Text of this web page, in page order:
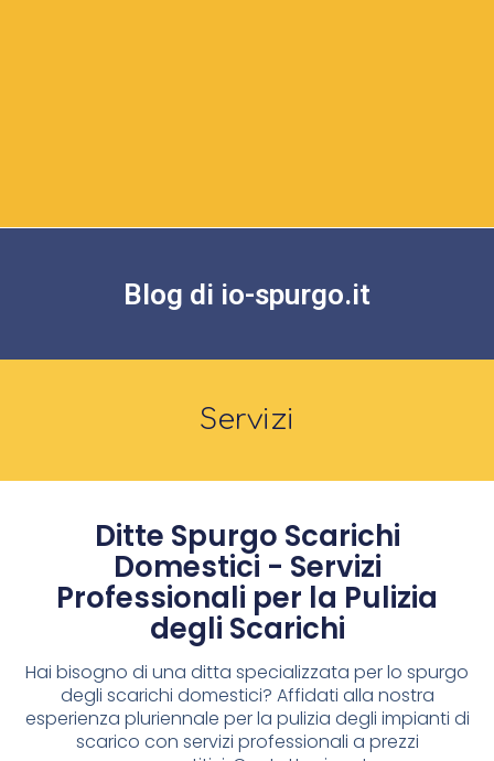
Blog di io-spurgo.it
Servizi
Ditte Spurgo Scarichi
Domestici - Servizi
Professionali per la Pulizia
degli Scarichi
Hai bisogno di una ditta specializzata per lo spurgo
degli scarichi domestici? Affidati alla nostra
esperienza pluriennale per la pulizia degli impianti di
scarico con servizi professionali a prezzi